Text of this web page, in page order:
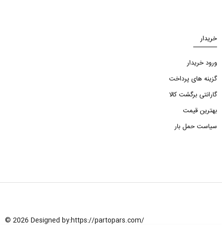
خریدار
ورود خریدار
گزینه های پرداخت
گارانتی برگشت کالا
بهترین قیمت
سیاست حمل بار
© 2026 Designed by:https://partopars.com/